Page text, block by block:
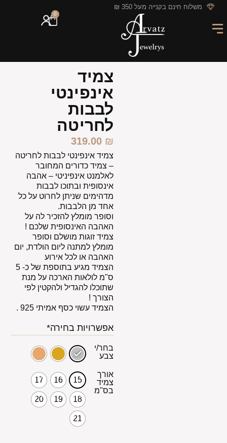
לתוכן משלוח חינם בקנייה מעל 350 ₪
0
צמיד
אינפינטי
לבבות
לחריטה
319.00 ₪
צמיד אינפינטי לבבות לחריטה
– צמיד כדורים המחובר
לאלמנט אינפיניטי – אהבה
אינסופית ובתוכו לבבות
מדהימים שניתן לחרוט על כל
אחד מן הלבבות.
וסופר מומלץ להזכיר לה על
האהבה האינסופית שלכם !
צמיד זוגות מושלם וסופר
מומלץ למתנה ליום הולדת, יום
האהבה או לכל אירוע
הצמיד מגיע בתוספת של כ- 5
ס"מ לולאות הארכה על מנת
שתוכלו להגדיל ולהקטין לפי
הצורך !
הצמיד עשוי כסף אמיתי 925 .
אפשרויות בחירה*
בחר/י
צבע
אורך
צמיד
בס"מ
15
16
17
18
19
20
21